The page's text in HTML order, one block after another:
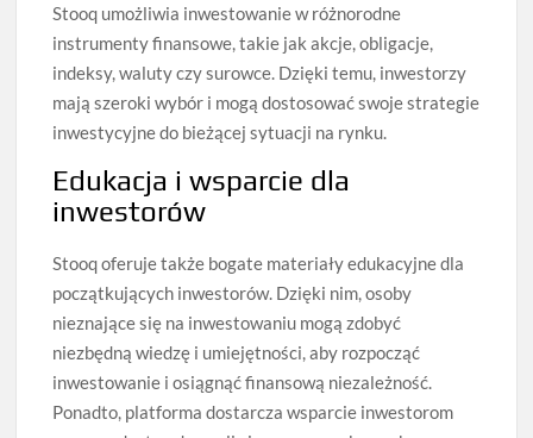
Stooq umożliwia inwestowanie w różnorodne
instrumenty finansowe, takie jak akcje, obligacje,
indeksy, waluty czy surowce. Dzięki temu, inwestorzy
mają szeroki wybór i mogą dostosować swoje strategie
inwestycyjne do bieżącej sytuacji na rynku.
Edukacja i wsparcie dla
inwestorów
Stooq oferuje także bogate materiały edukacyjne dla
początkujących inwestorów. Dzięki nim, osoby
nieznające się na inwestowaniu mogą zdobyć
niezbędną wiedzę i umiejętności, aby rozpocząć
inwestowanie i osiągnąć finansową niezależność.
Ponadto, platforma dostarcza wsparcie inwestorom